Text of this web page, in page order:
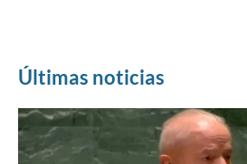
Últimas noticias